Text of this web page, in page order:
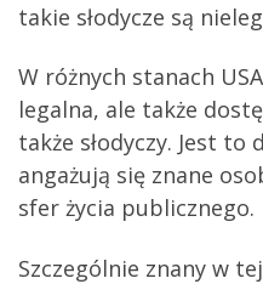
takie słodycze są
W różnych stanach
legalna, ale także
także słodyczy. Jest
angażują się znane
sfer życia publicznego.
Szczególnie znany w